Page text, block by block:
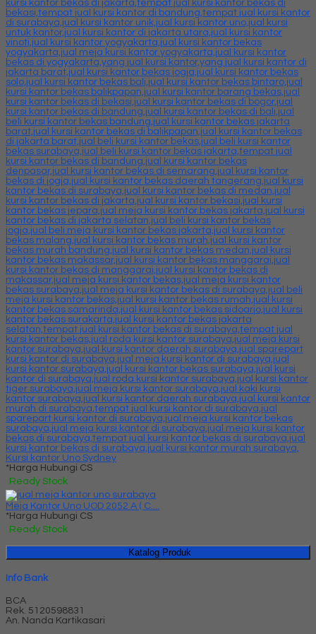
Kursi kantor Uno Sydney
*Harga Hubungi CS
Ready Stock
Meja Kantor Uno UOD 2052 A ( C....
*Harga Hubungi CS
Ready Stock
Katalog Produk
Info Bank
BCA
Rek. 5120598831
An. Nanda Kartikasari